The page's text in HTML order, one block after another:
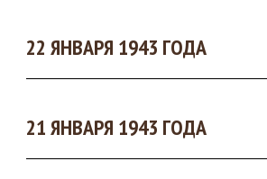
22 ЯНВАРЯ 1943 ГОДА
21 ЯНВАРЯ 1943 ГОДА